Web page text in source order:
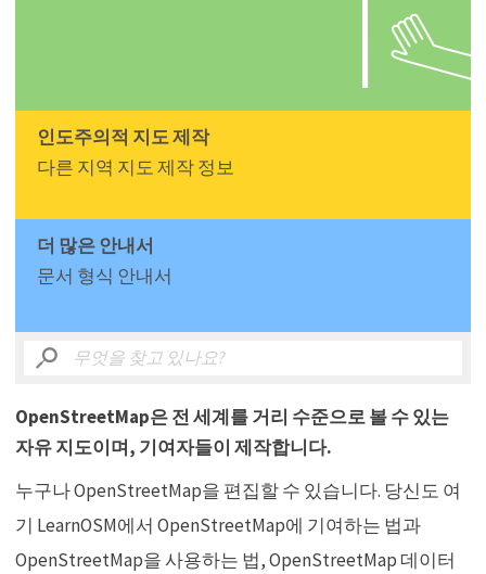
인도주의적 지도 제작
다른 지역 지도 제작 정보
더 많은 안내서
문서 형식 안내서
OpenStreetMap은 전 세계를 거리 수준으로 볼 수 있는
자유 지도이며, 기여자들이 제작합니다.
누구나 OpenStreetMap을 편집할 수 있습니다. 당신도 여
기 LearnOSM에서 OpenStreetMap에 기여하는 법과
OpenStreetMap을 사용하는 법, OpenStreetMap 데이터